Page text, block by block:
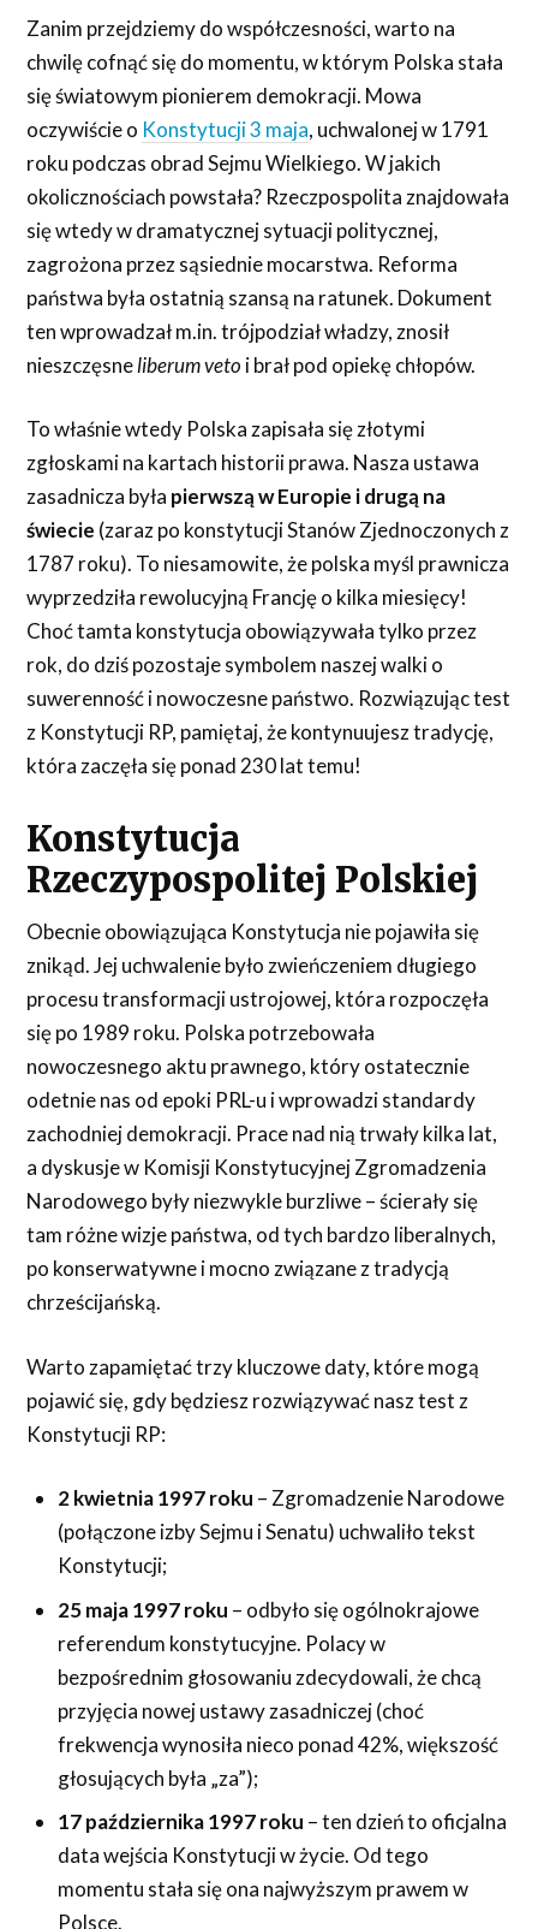
Zanim przejdziemy do współczesności, warto na
chwilę cofnąć się do momentu, w którym Polska stała
się światowym pionierem demokracji. Mowa
oczywiście o Konstytucji 3 maja, uchwalonej w 1791
roku podczas obrad Sejmu Wielkiego. W jakich
okolicznościach powstała? Rzeczpospolita znajdowała
się wtedy w dramatycznej sytuacji politycznej,
zagrożona przez sąsiednie mocarstwa. Reforma
państwa była ostatnią szansą na ratunek. Dokument
ten wprowadzał m.in. trójpodział władzy, znosił
nieszczęsneliberum veto i brał pod opiekę chłopów.
To właśnie wtedy Polska zapisała się złotymi
zgłoskami na kartach historii prawa. Nasza ustawa
zasadnicza była pierwszą w Europie i drugą na
świecie (zaraz po konstytucji Stanów Zjednoczonych z
1787 roku). To niesamowite, że polska myśl prawnicza
wyprzedziła rewolucyjną Francję o kilka miesięcy!
Choć tamta konstytucja obowiązywała tylko przez
rok, do dziś pozostaje symbolem naszej walki o
suwerenność i nowoczesne państwo. Rozwiązując test
z Konstytucji RP, pamiętaj, że kontynuujesz tradycję,
która zaczęła się ponad 230 lat temu!
Konstytucja
Rzeczypospolitej Polskiej
Obecnie obowiązująca Konstytucja nie pojawiła się
znikąd. Jej uchwalenie było zwieńczeniem długiego
procesu transformacji ustrojowej, która rozpoczęła
się po 1989 roku. Polska potrzebowała
nowoczesnego aktu prawnego, który ostatecznie
odetnie nas od epoki PRL-u i wprowadzi standardy
zachodniej demokracji. Prace nad nią trwały kilka lat,
a dyskusje w Komisji Konstytucyjnej Zgromadzenia
Narodowego były niezwykle burzliwe – ścierały się
tam różne wizje państwa, od tych bardzo liberalnych,
po konserwatywne i mocno związane z tradycją
chrześcijańską.
Warto zapamiętać trzy kluczowe daty, które mogą
pojawić się, gdy będziesz rozwiązywać nasz test z
Konstytucji RP:
2 kwietnia 1997 roku – Zgromadzenie Narodowe
(połączone izby Sejmu i Senatu) uchwaliło tekst
Konstytucji;
25 maja 1997 roku – odbyło się ogólnokrajowe
referendum konstytucyjne. Polacy w
bezpośrednim głosowaniu zdecydowali, że chcą
przyjęcia nowej ustawy zasadniczej (choć
frekwencja wynosiła nieco ponad 42%, większość
głosujących była „za”);
17 października 1997 roku – ten dzień to oficjalna
data wejścia Konstytucji w życie. Od tego
momentu stała się ona najwyższym prawem w
Polsce.